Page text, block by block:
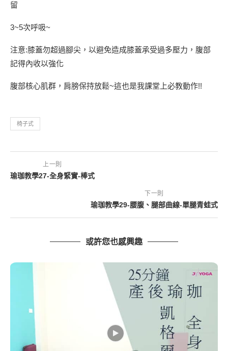
留
3~5次呼吸~
注意:膝蓋勿超過腳尖，以避免造成膝蓋承受過多壓力，腹部
記得內收以強化
腹部核心肌群，肩膀保持放鬆~這也是我課堂上必教動作!!
椅子式
上一則
瑜珈教學27-全身緊實-棒式
下一則
瑜珈教學29-腰腹、腿部曲線-單腿青蛙式
或許您也感興趣